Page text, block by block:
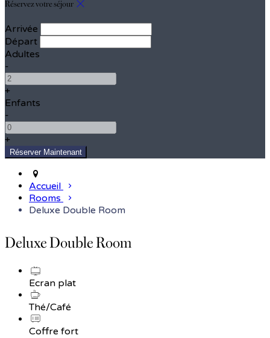
Arrivée
Départ
Adultes
-
+
Enfants
-
+
Accueil
Rooms
Deluxe Double Room
Deluxe Double Room
Ecran plat
Thé/Café
Coffre fort